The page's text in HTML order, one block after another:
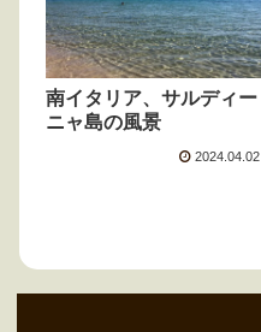
南イタリア、サルディー
ニャ島の風景
2024.04.02